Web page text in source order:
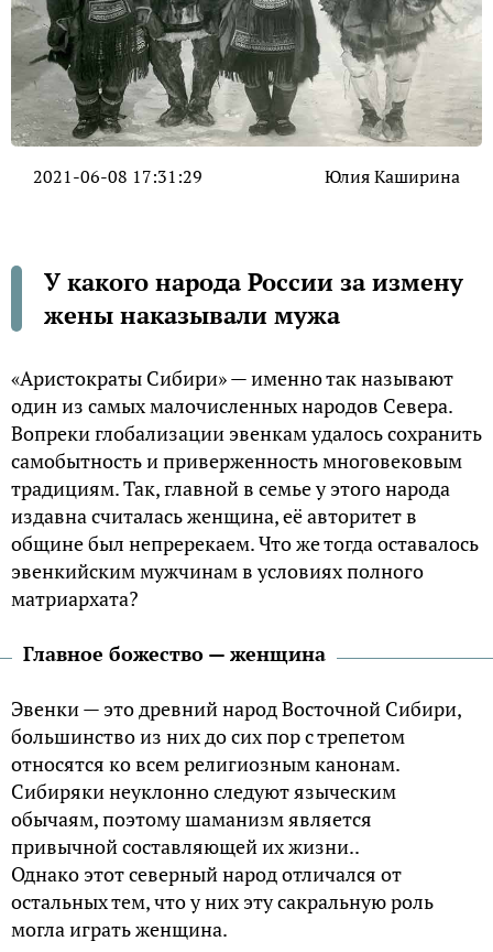
2021-06-08 17:31:29 Юлия Каширина
У какого народа России за измену
жены наказывали мужа
«Аристократы Сибири» — именно так называют
один из самых малочисленных народов Севера.
Вопреки глобализации эвенкам удалось сохранить
самобытность и приверженность многовековым
традициям. Так, главной в семье у этого народа
издавна считалась женщина, её авторитет в
общине был непререкаем. Что же тогда оставалось
эвенкийским мужчинам в условиях полного
матриархата?
Главное божество — женщина
Эвенки — это древний народ Восточной Сибири,
большинство из них до сих пор с трепетом
относятся ко всем религиозным канонам.
Сибиряки неуклонно следуют языческим
обычаям, поэтому шаманизм является
привычной составляющей их жизни..
Однако этот северный народ отличался от
остальных тем, что у них эту сакральную роль
могла играть женщина.